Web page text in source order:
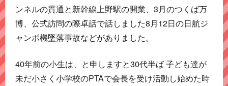
ンネルの貫通と新幹線上野駅の開業、3月のつくば万
博、公式訪問の際卓話で話しました8月12日の日航ジ
ャンボ機墜落事故などがありました。
40年前の小生は、と申しますと30代半ば 子ども達が
未だ小さく小学校のPTAで会長を受け活動し始めた時